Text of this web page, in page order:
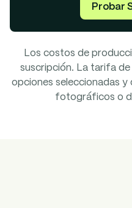
Probar
Los costos de
suscripción. La tarifa de
opciones seleccionadas
fotográficos o